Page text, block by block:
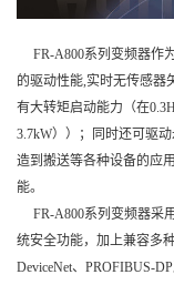
FR-A800系列变频器作
的驱动性能,实时无传感器
有大转矩启动能力（在
3.7kW））；同时还可驱
造到搬送等各种设备的应
能。
FR-A800系列变频器采
统安全功能，加上兼容多
DeviceNet、PROFIBUS-